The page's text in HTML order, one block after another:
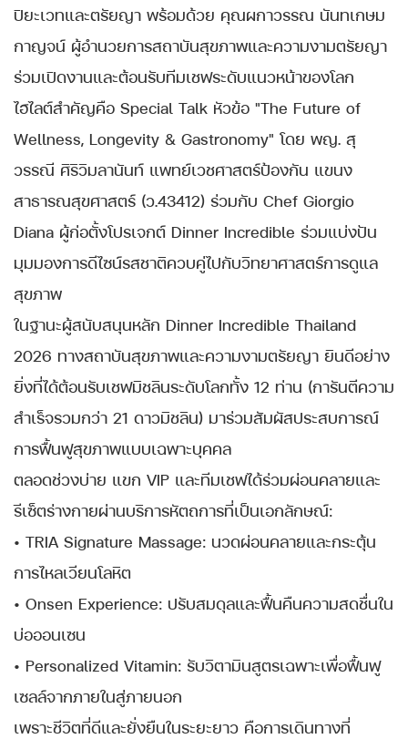
ปิยะเวทและตรัยญา พร้อมด้วย คุณผกาวรรณ นันทเกษม
กาญจน์ ผู้อำนวยการสถาบันสุขภาพและความงามตรัยญา
ร่วมเปิดงานและต้อนรับทีมเชฟระดับแนวหน้าของโลก
ไฮไลต์สำคัญคือ Special Talk หัวข้อ "The Future of
Wellness, Longevity & Gastronomy" โดย พญ. สุ
วรรณี ศิริวิมลานันท์ แพทย์เวชศาสตร์ป้องกัน แขนง
สาธารณสุขศาสตร์ (ว.43412) ร่วมกับ Chef Giorgio
Diana ผู้ก่อตั้งโปรเจกต์ Dinner Incredible ร่วมแบ่งปัน
มุมมองการดีไซน์รสชาติควบคู่ไปกับวิทยาศาสตร์การดูแล
สุขภาพ
ในฐานะผู้สนับสนุนหลัก Dinner Incredible Thailand
2026 ทางสถาบันสุขภาพและความงามตรัยญา ยินดีอย่าง
ยิ่งที่ได้ต้อนรับเชฟมิชลินระดับโลกทั้ง 12 ท่าน (การันตีความ
สำเร็จรวมกว่า 21 ดาวมิชลิน) มาร่วมสัมผัสประสบการณ์
การฟื้นฟูสุขภาพแบบเฉพาะบุคคล
ตลอดช่วงบ่าย แขก VIP และทีมเชฟได้ร่วมผ่อนคลายและ
รีเซ็ตร่างกายผ่านบริการหัตถการที่เป็นเอกลักษณ์:
• TRIA Signature Massage: นวดผ่อนคลายและกระตุ้น
การไหลเวียนโลหิต
• Onsen Experience: ปรับสมดุลและฟื้นคืนความสดชื่นใน
บ่อออนเซน
• Personalized Vitamin: รับวิตามินสูตรเฉพาะเพื่อฟื้นฟู
เซลล์จากภายในสู่ภายนอก
เพราะชีวิตที่ดีและยั่งยืนในระยะยาว คือการเดินทางที่